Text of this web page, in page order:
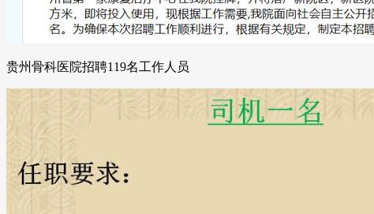
贵州骨科医院招聘119名工作人员